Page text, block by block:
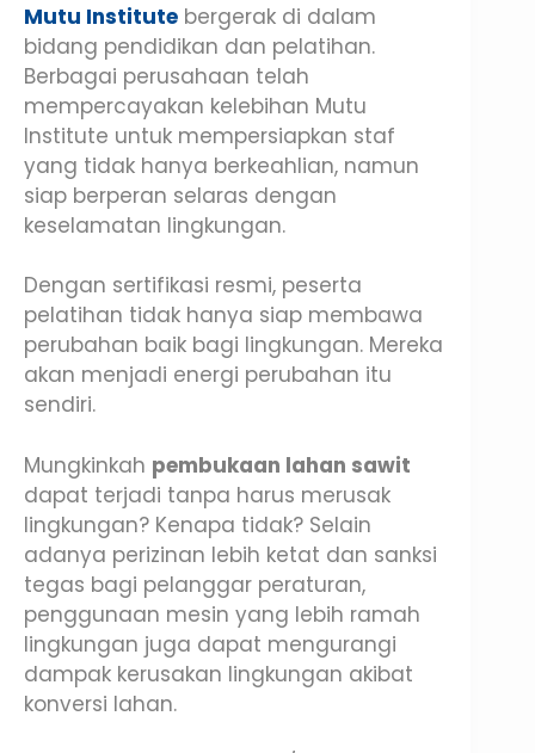
Mutu Institute bergerak di dalam
bidang pendidikan dan pelatihan.
Berbagai perusahaan telah
mempercayakan kelebihan Mutu
Institute untuk mempersiapkan staf
yang tidak hanya berkeahlian, namun
siap berperan selaras dengan
keselamatan lingkungan.
Dengan sertifikasi resmi, peserta
pelatihan tidak hanya siap membawa
perubahan baik bagi lingkungan. Mereka
akan menjadi energi perubahan itu
sendiri.
Mungkinkah pembukaan lahan sawit
dapat terjadi tanpa harus merusak
lingkungan? Kenapa tidak? Selain
adanya perizinan lebih ketat dan sanksi
tegas bagi pelanggar peraturan,
penggunaan mesin yang lebih ramah
lingkungan juga dapat mengurangi
dampak kerusakan lingkungan akibat
konversi lahan.